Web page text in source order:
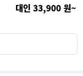
대인 33,900 원~